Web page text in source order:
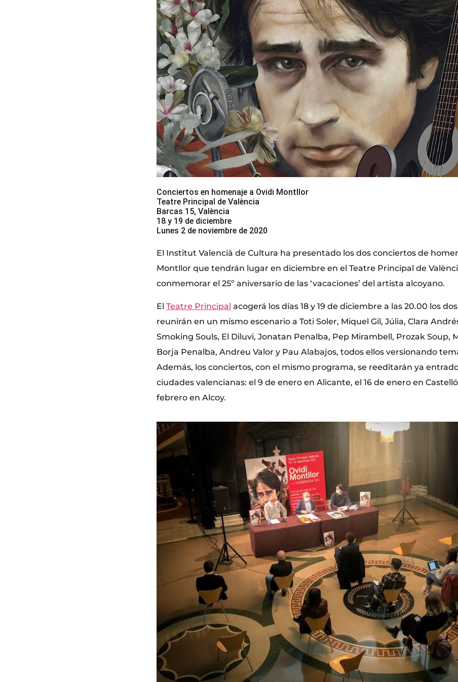
Conciertos en homenaje a Ovidi Montllor
Teatre Principal de València
Barcas 15, València
18 y 19 de diciembre
Lunes 2 de noviembre de 2020
El Institut Valencià de Cultura ha presentado los dos conciertos de
Montllor que tendrán lugar en diciembre en el Teatre Principal de
conmemorar el 25º aniversario de las ‘vacaciones’ del artista alcoyano.
El Teatre Principal acogerá los días 18 y 19 de diciembre a las 20.00 los
reunirán en un mismo escenario a Toti Soler, Miquel Gil, Júlia, Clara
Smoking Souls, El Diluvi, Jonatan Penalba, Pep Mirambell, Prozak Soup,
Borja Penalba, Andreu Valor y Pau Alabajos, todos ellos versionando
Además, los conciertos, con el mismo programa, se reeditarán ya
ciudades valencianas: el 9 de enero en Alicante, el 16 de enero en
febrero en Alcoy.